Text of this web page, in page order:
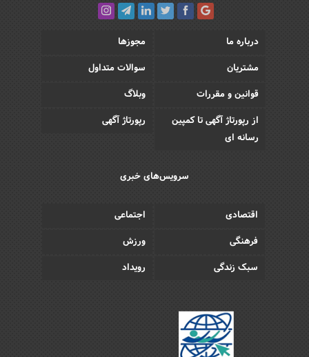
درباره ما
مجوزها
مشتریان
سوالات متداول
قوانین و مقررات
وبلاگ
از رپورتاژ آگهی تا کمپین
رسانه ای
رپورتاژ آگهی
سرویس‌های خبری
اقتصادی
اجتماعی
فرهنگی
ورزش
سبک زندگی
رویداد